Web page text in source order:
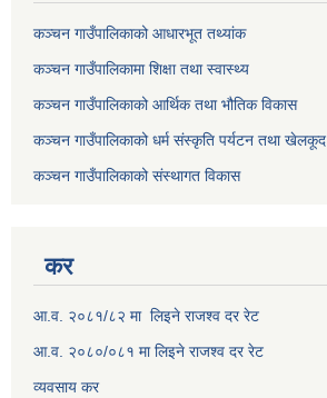
कञ्चन गाउँपालिकाको आधारभूत तथ्यांक
कञ्चन गाउँपालिकामा शिक्षा तथा स्वास्थ्य
कञ्चन गाउँपालिकाको आर्थिक तथा भौतिक विकास
कञ्चन गाउँपालिकाको धर्म संस्कृति पर्यटन तथा खेलकूद
कञ्चन गाउँपालिकाको संस्थागत विकास
कर
आ.व. २०८१/८२ मा लिइने राजश्व दर रेट
आ.व. २०८०/०८१ मा लिइने राजश्व दर रेट
व्यवसाय कर